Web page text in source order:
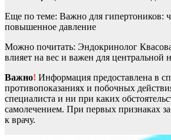
Еще по теме: Важно для гипертоников:
повышенное давление
Можно почитать: Эндокринолог
влияет на вес и важен для центральной
Важно! Информация предоставлена в
противопоказаниях и побочных
специалиста и ни при каких
самолечением. При первых признаках
к врачу.